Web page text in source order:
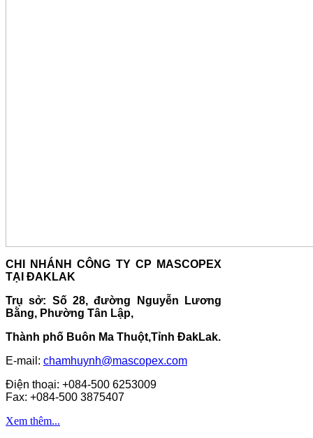
CHI NHÁNH CÔNG TY CP MASCOPEX
TẠI ĐAKLAK
Trụ sở: Số 28, đường Nguyễn Lương
Bằng, Phường Tân Lập,
Thành phố Buôn Ma Thuột,Tỉnh ĐakLak.
E-mail: chamhuynh@mascopex.com
Điện thoại: +084-500 6253009
Fax: +084-500 3875407
Xem thêm...